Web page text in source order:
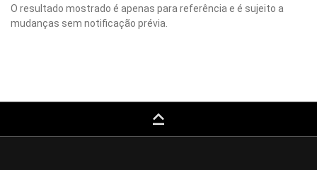
O resultado mostrado é apenas para referência e é sujeito a
mudanças sem notificação prévia.
keyboard_capslock